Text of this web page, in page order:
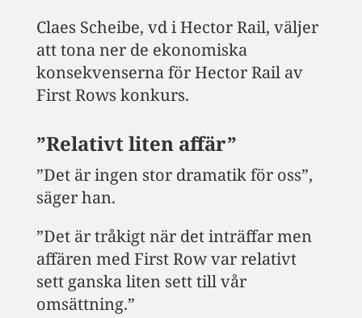
Claes Scheibe, vd i Hector Rail, väljer
att tona ner de ekonomiska
konsekvenserna för Hector Rail av
First Rows konkurs.
”Relativt liten affär”
”Det är ingen stor dramatik för oss”,
säger han.
”Det är tråkigt när det inträffar men
affären med First Row var relativt
sett ganska liten sett till vår
omsättning.”